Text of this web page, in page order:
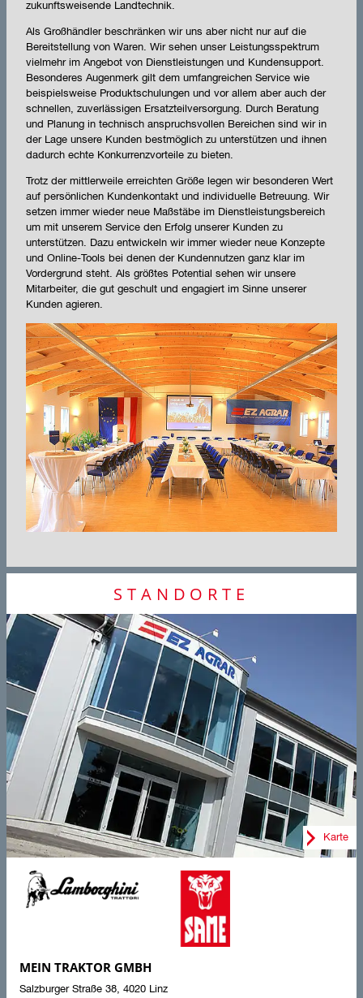
zukunftsweisende Landtechnik.
Als Großhändler beschränken wir uns aber nicht nur auf die
Bereitstellung von Waren. Wir sehen unser Leistungsspektrum
vielmehr im Angebot von Dienstleistungen und Kundensupport.
Besonderes Augenmerk gilt dem umfangreichen Service wie
beispielsweise Produktschulungen und vor allem aber auch der
schnellen, zuverlässigen Ersatzteilversorgung. Durch Beratung
und Planung in technisch anspruchsvollen Bereichen sind wir in
der Lage unsere Kunden bestmöglich zu unterstützen und ihnen
dadurch echte Konkurrenzvorteile zu bieten.
Trotz der mittlerweile erreichten Größe legen wir besonderen Wert
auf persönlichen Kundenkontakt und individuelle Betreuung. Wir
setzen immer wieder neue Maßstäbe im Dienstleistungsbereich
um mit unserem Service den Erfolg unserer Kunden zu
unterstützen. Dazu entwickeln wir immer wieder neue Konzepte
und Online-Tools bei denen der Kundennutzen ganz klar im
Vordergrund steht. Als größtes Potential sehen wir unsere
Mitarbeiter, die gut geschult und engagiert im Sinne unserer
Kunden agieren.
STANDORTE
Karte
MEIN TRAKTOR GMBH
Salzburger Straße 38, 4020 Linz